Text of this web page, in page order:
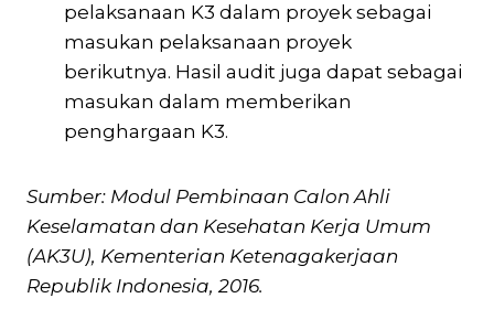
pelaksanaan K3 dalam proyek sebagai
masukan pelaksanaan proyek
berikutnya. Hasil audit juga dapat sebagai
masukan dalam memberikan
penghargaan K3.
Sumber: Modul Pembinaan Calon Ahli
Keselamatan dan Kesehatan Kerja Umum
(AK3U), Kementerian Ketenagakerjaan
Republik Indonesia, 2016.